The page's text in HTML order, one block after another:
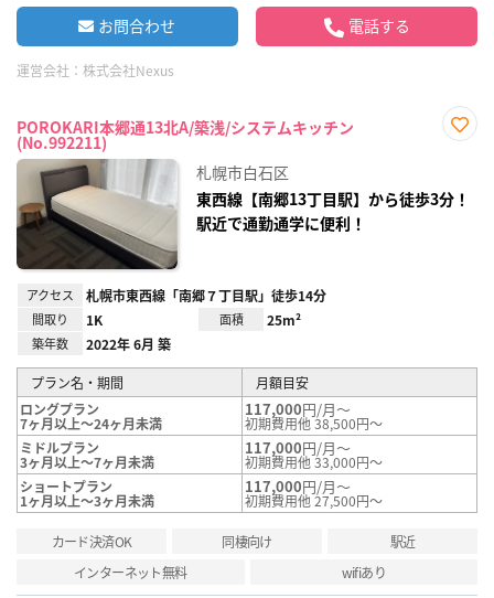
お問合わせ 電話する
運営会社： 株式会社Nexus
POROKARI本郷通13北A/築浅/システムキッチン
(No.992211)
録
札幌市白石区
東西線【南郷13丁目駅】から徒歩3分！
駅近で通勤通学に便利！
アクセス 札幌市東西線「南郷７丁目駅」徒歩14分
間取り 1K 面積 25m²
築年数 2022年 6月 築
プラン名・期間
月額目安
ロングプラン
7ヶ月以上～24ヶ月未満
117,000円/月～
初期費用他 38,500円～
ミドルプラン
3ヶ月以上～7ヶ月未満
117,000円/月～
初期費用他 33,000円～
ショートプラン
1ヶ月以上～3ヶ月未満
117,000円/月～
初期費用他 27,500円～
カード決済OK 同棲向け
駅近
インターネット無料
wifiあり